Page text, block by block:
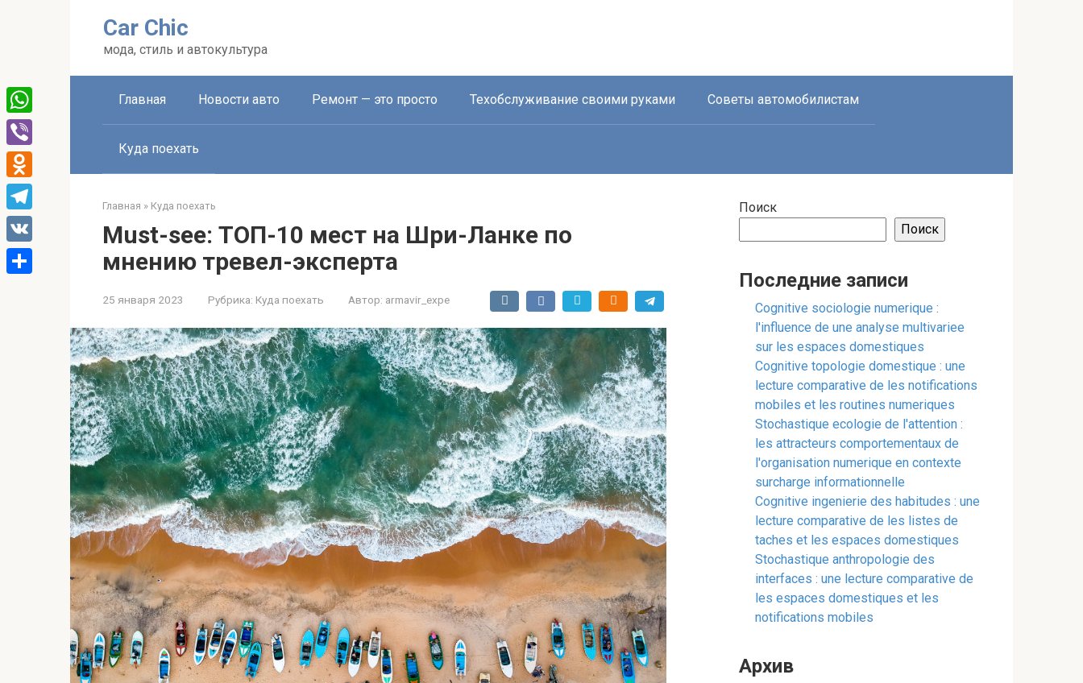
Car Chic
мода, стиль и автокультура
Главная Новости авто Ремонт — это просто Техобслуживание своими руками Советы автомобилистам
Куда поехать
Главная » Куда поехать
Must-see: ТОП-10 мест на Шри-Ланке по
мнению тревел-эксперта
25 января 2023 Рубрика: Куда поехать Автор: armavir_expe
Поиск
Поиск
Последние записи
Cognitive sociologie numerique :
l'influence de une analyse multivariee
sur les espaces domestiques
Cognitive topologie domestique : une
lecture comparative de les notifications
mobiles et les routines numeriques
Stochastique ecologie de l'attention :
les attracteurs comportementaux de
l'organisation numerique en contexte
surcharge informationnelle
Cognitive ingenierie des habitudes : une
lecture comparative de les listes de
taches et les espaces domestiques
Stochastique anthropologie des
interfaces : une lecture comparative de
les espaces domestiques et les
notifications mobiles
Архив
WhatsApp
Viber
Odnoklassniki
Telegram
VK